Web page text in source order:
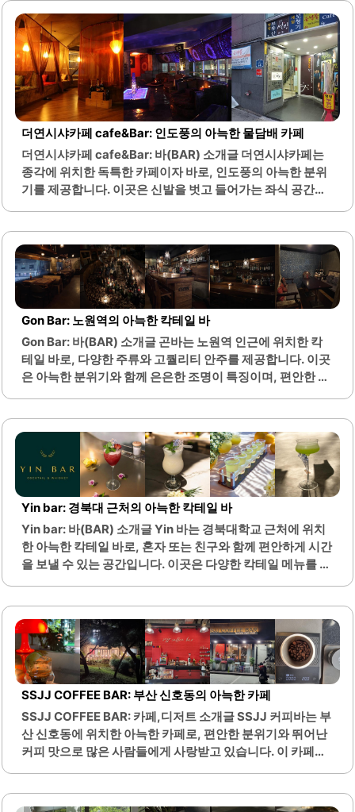
료를 선택할 수 있어 선택의 폭이 넓습니다.인테리어는 세심
하게 꾸며져 있으며, 조명과 음악이 어우러져 아늑한 분위기
를 만들어냅니다. 이곳의 시그니처 칵테일은 독특한 조합으
로 많은 이들의 사랑을 받고 있으며, 안주 메뉴도 다양하게 준
비되어 있습니다. 특히, 가벼운 안주와 함께 칵테일을 즐기기
에 적합한 공간으로, 친구들과의 소모임이나 데이트 장소로
도 인기가 높습니다.또한, 혼자서 편안하게 한 잔 즐기기에도
좋은 분위기를 자랑합니다. 진저그랜파는 고객의 취향에 맞
춘 다양한 메뉴를 제공하며, 친절한..
더연시샤카페 cafe&Bar: 인도풍의 아늑한 물담배 카페
더연시샤카페 cafe&Bar: 바(BAR) 소개글 더연시샤카페는
종각에 위치한 독특한 카페이자 바로, 인도풍의 아늑한 분위
기를 제공합니다. 이곳은 신발을 벗고 들어가는 좌식 공간으
빗한 자리에서 친구나 연인과 함께 시간을 보내기에 적합합
니다.특히 창가 자리에서는 야경을 감상할 수 있어 더욱 특별
한 경험을 제공합니다. 물담배는 초보자도 쉽게 접근할 수 있
도록 사장님이 친절하게 안내해 주며, 다양한 메뉴가 준비되
어 있습니다. 이곳은 혼자서도 부담 없이 방문할 수 있어, 혼
술을 즐기는 분들에게도 적합합니다.또한, 외국인 손님들이
많아 다양한 문화의 사람들과 대화할 기회도 제공합니다. 간
단한 안주와 칵테일도 맛있어, 음료와 함께 즐길 수 있는 다양
한 선택지가 있습니다. 더연시샤카페는..
Gon Bar: 노원역의 아늑한 칵테일 바
Gon Bar: 바(BAR) 소개글 곤바는 노원역 인근에 위치한 칵
테일 바로, 다양한 주류와 고퀄리티 안주를 제공합니다. 이곳
은 아늑한 분위기와 함께 은은한 조명이 특징이며, 편안한 대
된 화장실과 깨끗하게 관리된 시설은 방문객들에게 편리함을
제공합니다. 고층에 위치하여 창가 자리에서는 아름다운 경
치를 감상할 수 있으며, 음악 선곡과 볼륨이 적절하여 대화하
기에 적합합니다. 친절한 직원들이 상주하여 고객의 요청에
신속하게 응대하며, 바 자리에서 칵테일이 만들어지는 과정
을 구경하는 재미도 있습니다.이곳의 칵테일은 다채롭고 풍
부한 맛을 자랑하며, 기본 안주 또한 맛있습니다. 특히, 다양
한 종류의 칵테일과 함께 제공되는 치즈는 많은 이들에게 사
랑받고 있습니다. 곤바는 노원 지역에서 독특한..
Yin bar: 경북대 근처의 아늑한 칵테일 바
Yin bar: 바(BAR) 소개글 Yin 바는 경북대학교 근처에 위치
한 아늑한 칵테일 바로, 혼자 또는 친구와 함께 편안하게 시간
을 보낼 수 있는 공간입니다. 이곳은 다양한 칵테일 메뉴를 제
의 취향에 맞는 음료를 추천해 주시는 점이 큰 장점입니다.바
의 분위기는 무겁지 않고, 대화하기 좋은 환경으로 꾸며져 있
어 친구들과의 대화나 혼술을 즐기기에 적합합니다. 또한, 외
부 음식 반입이 가능하여 개인의 취향에 맞는 안주와 함께 음
료를 즐길 수 있는 점도 매력적입니다. 고양이를 좋아하는 손
님들에게는 귀여운 고양이가 함께하는 편안한 분위기도 큰
즐거움이 됩니다.이곳은 가성비가 뛰어나 학생들에게 부담
없는 가격으로 수준 높은 칵테일을 즐길 수 있는..
SSJJ COFFEE BAR: 부산 신호동의 아늑한 카페
SSJJ COFFEE BAR: 카페,디저트 소개글 SSJJ 커피바는 부
산 신호동에 위치한 아늑한 카페로, 편안한 분위기와 뛰어난
커피 맛으로 많은 사람들에게 사랑받고 있습니다. 이 카페는
며, 단체 손님을 수용할 수 있는 좌석도 마련되어 있어 다양한